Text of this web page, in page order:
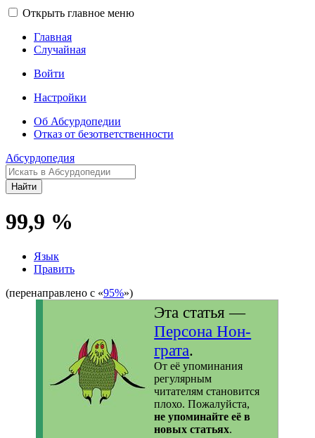
Открыть главное меню
Главная
Случайная
Войти
Настройки
Об Абсурдопедии
Отказ от безответственности
Абсурдопедия
Найти
99,9 %
Язык
Править
(перенаправлено с «95%»)
Эта статья —
Персона Нон-
грата.
От её упоминания
регулярным
читателям становится
плохо. Пожалуйста,
не упоминайте её в
новых статьях.